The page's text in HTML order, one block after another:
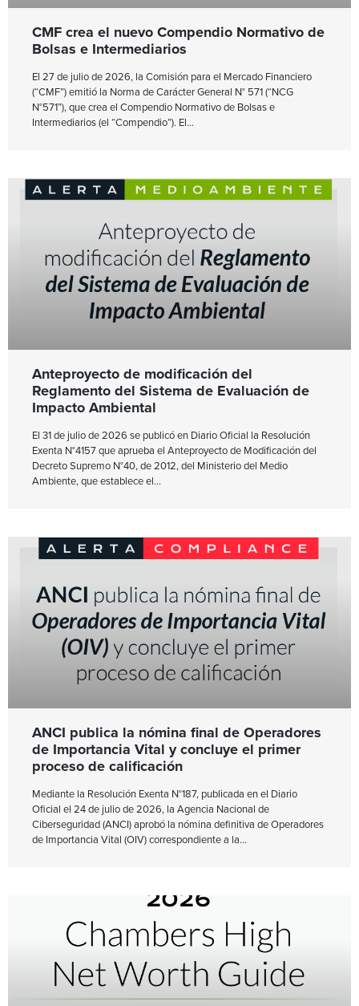
CMF crea el nuevo Compendio Normativo de
Bolsas e Intermediarios
El 27 de julio de 2026, la Comisión para el Mercado Financiero
(“CMF”) emitió la Norma de Carácter General N° 571 (“NCG
N°571”), que crea el Compendio Normativo de Bolsas e
Intermediarios (el “Compendio”). El
Anteproyecto de modificación del
Reglamento del Sistema de Evaluación de
Impacto Ambiental
El 31 de julio de 2026 se publicó en Diario Oficial la Resolución
Exenta N°4157 que aprueba el Anteproyecto de Modificación del
Decreto Supremo N°40, de 2012, del Ministerio del Medio
Ambiente, que establece el
ANCI publica la nómina final de Operadores
de Importancia Vital y concluye el primer
proceso de calificación
Mediante la Resolución Exenta N°187, publicada en el Diario
Oficial el 24 de julio de 2026, la Agencia Nacional de
Ciberseguridad (ANCI) aprobó la nómina definitiva de Operadores
de Importancia Vital (OIV) correspondiente a la